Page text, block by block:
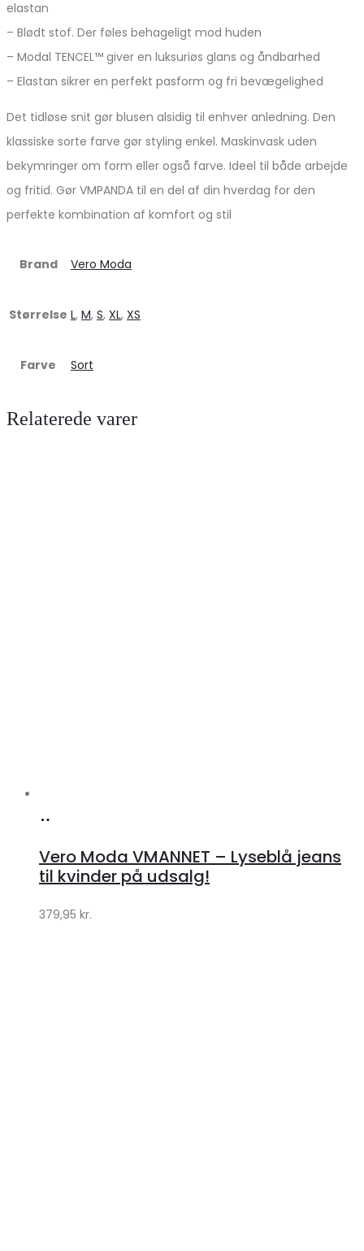
elastan
– Blødt stof. Der føles behageligt mod huden
– Modal TENCEL™ giver en luksuriøs glans og åndbarhed
– Elastan sikrer en perfekt pasform og fri bevægelighed
Det tidløse snit gør blusen alsidig til enhver anledning. Den
klassiske sorte farve gør styling enkel. Maskinvask uden
bekymringer om form eller også farve. Ideel til både arbejde
og fritid. Gør VMPANDA til en del af din hverdag for den
perfekte kombination af komfort og stil
Brand Vero Moda
Størrelse L, M, S, XL, XS
Farve Sort
Relaterede varer
Klædeskabet.dk
Vero Moda VMANNET – Lyseblå jeans
til kvinder på udsalg!
379,95 kr.